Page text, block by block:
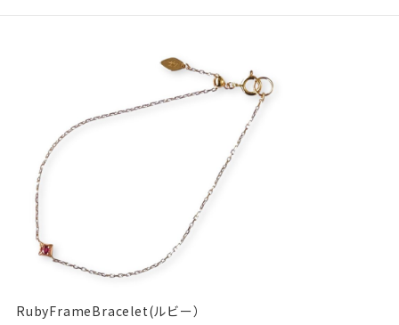
RubyFrameBracelet(ルビー）